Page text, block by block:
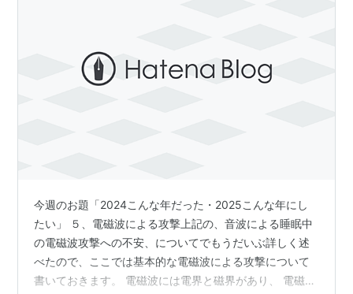
今週のお題「2024こんな年だった・2025こんな年にし
たい」 ５、電磁波による攻撃上記の、音波による睡眠中
の電磁波攻撃への不安、についてでもうだいぶ詳しく述
べたので、ここでは基本的な電磁波による攻撃について
書いておきます。 電磁波には電界と磁界があり、 電磁波